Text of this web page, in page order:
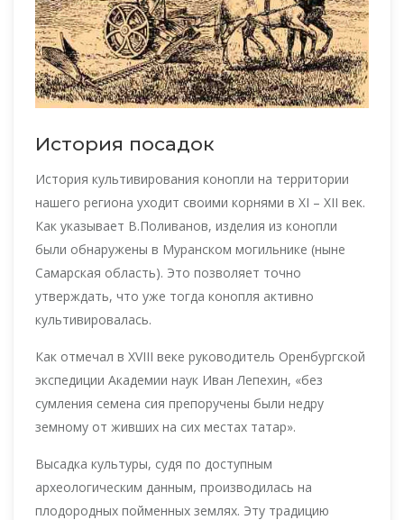
История посадок
История культивирования конопли на территории
нашего региона уходит своими корнями в XI – XII век.
Как указывает В.Поливанов, изделия из конопли
были обнаружены в Муранском могильнике (ныне
Самарская область). Это позволяет точно
утверждать, что уже тогда конопля активно
культивировалась.
Как отмечал в XVIII веке руководитель Оренбургской
экспедиции Академии наук Иван Лепехин, «без
сумления семена сия препоручены были недру
земному от живших на сих местах татар».
Высадка культуры, судя по доступным
археологическим данным, производилась на
плодородных пойменных землях. Эту традицию